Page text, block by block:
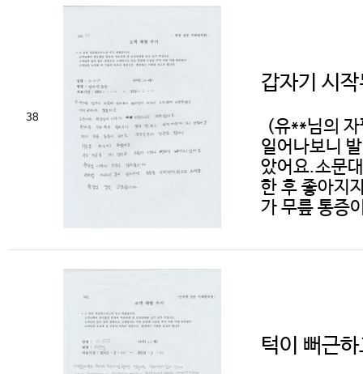
38
갑자기 시
(유**님의 자
일어나보니
았어요.소문
한 후 좋아지
가 무릎 통증
턱이 뻐근